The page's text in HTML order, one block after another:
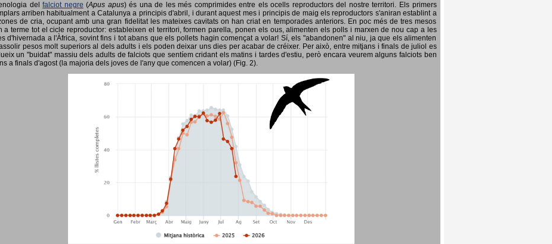
delfalciot negre (Apus apus) és una de les més comprimides entre els ocells reproductors del nostre territori. Els primers
arriben habitualment a Catalunya a principis d'abril, i durant aquest mes i principis de maig els reproductors s'aniran establint a
de cria, ocupant amb una gran fidelitat les mateixes cavitats on han criat en temporades anteriors. En poc més de tres mesos
a terme tot el cicle reproductor: estableixen el territori, formen parella, ponen els ous, alimenten els polls i marxen de nou cap a les
d'hivernada a l'Àfrica, sovint fins i tot abans que els pollets hagin començat a volar! Sí, els "abandonen" al niu, ja que els alimenten
pesos molt superiors al dels adults i els poden deixar uns dies per acabar de créixer. Per això, entre mitjans i finals de juliol es
un "buidat" massiu dels adults de falciots que sentíem cridant els matins i tardes d'estiu, però encara veurem alguns falciots ben
a finals d'agost (la majoria dels joves de l'any que comencen a volar) (Fig. 2).